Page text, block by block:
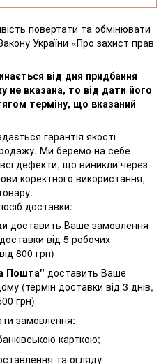
повертати та обмінювати
України «Про захист прав
від дня придбання
вказана, то від дати його
терміну, що вказаний
гарантія якості
Ми беремо на себе
дефекти, що виникли через
коректного використання,
доставки:
доставить Ваше замовлення
від 5 робочих
800 грн)
Пошта" доставить Ваше
(термін доставки від 3 днів,
грн)
замовлення:
карткою;
та огляду